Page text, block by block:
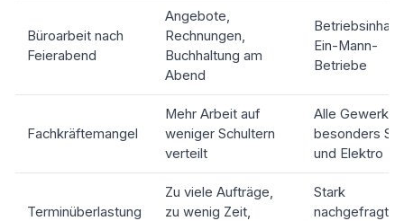
Büroarbeit nach
Feierabend
Angebote,
Rechnungen,
Buchhaltung am
Abend
Ein-Mann-
Betriebe
Fachkräftemangel
Mehr Arbeit auf
weniger Schultern
verteilt
Alle Gewerke,
besonders
und Elektro
Terminüberlastung
Zu viele Aufträge,
zu wenig Zeit,
Stark
nachgefragte